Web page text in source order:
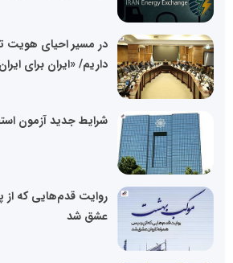
در مسیر احیای هویت
داریم/ «ایران برای
شرایط جدید آزمون
روایت قدم‌هایی که از
عشق شد